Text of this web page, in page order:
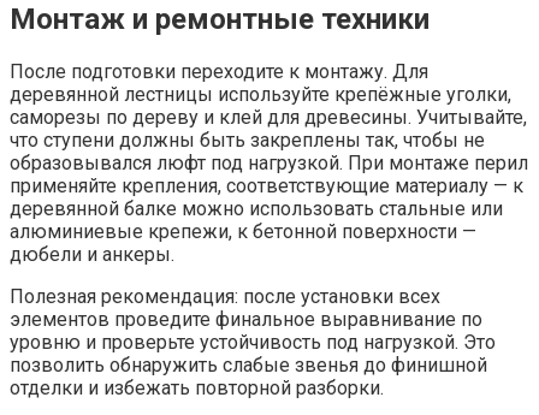
Монтаж и ремонтные техники
После подготовки переходите к монтажу. Для
деревянной лестницы используйте крепёжные уголки,
саморезы по дереву и клей для древесины. Учитывайте,
что ступени должны быть закреплены так, чтобы не
образовывался люфт под нагрузкой. При монтаже перил
применяйте крепления, соответствующие материалу — к
деревянной балке можно использовать стальные или
алюминиевые крепежи, к бетонной поверхности —
дюбели и анкеры.
Полезная рекомендация: после установки всех
элементов проведите финальное выравнивание по
уровню и проверьте устойчивость под нагрузкой. Это
позволить обнаружить слабые звенья до финишной
отделки и избежать повторной разборки.